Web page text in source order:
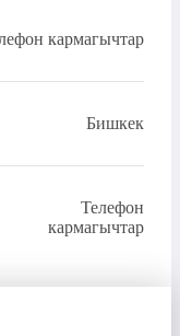
кармагычтар
Бишкек
Телефон
кармагычтар